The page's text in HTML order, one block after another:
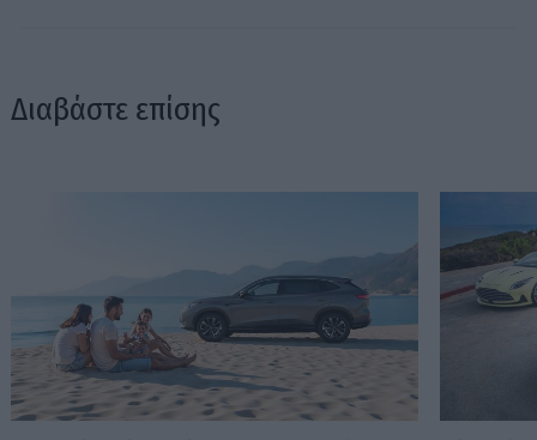
Διαβάστε επίσης